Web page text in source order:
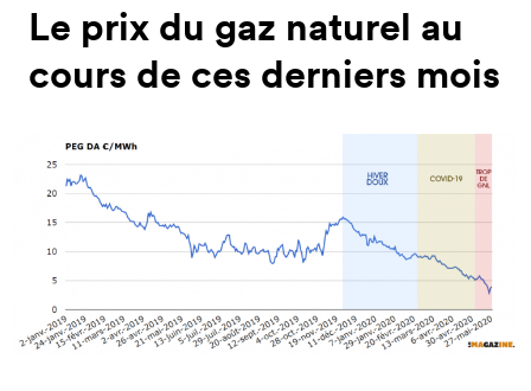
Le prix du gaz naturel au
cours de ces derniers mois